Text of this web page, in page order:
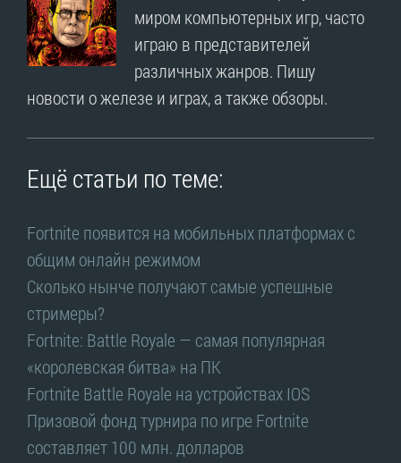
миром компьютерных игр, часто
играю в представителей
различных жанров. Пишу
новости о железе и играх, а также обзоры.
Ещё статьи по теме:
Fortnite появится на мобильных платформах с
общим онлайн режимом
Сколько нынче получают самые успешные
стримеры?
Fortnite: Battle Royale — самая популярная
«королевская битва» на ПК
Fortnite Battle Royale на устройствах IOS
Призовой фонд турнира по игре Fortnite
составляет 100 млн. долларов